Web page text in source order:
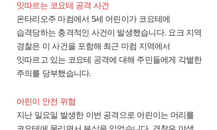
잇따르는 코요테 공격 사건
온타리오주 마컴에서 5세 어린이가 코요테에
습격당하는 충격적인 사건이 발생했습니다. 요크 지역
경찰은 이 사건을 포함해 최근 마컴 지역에서
잇따르고 있는 코요테 공격에 대해 주민들에게 각별한
주의를 당부했습니다.
어린이 안전 위협
지난 일요일 발생한 이번 공격으로 어린이는 머리를